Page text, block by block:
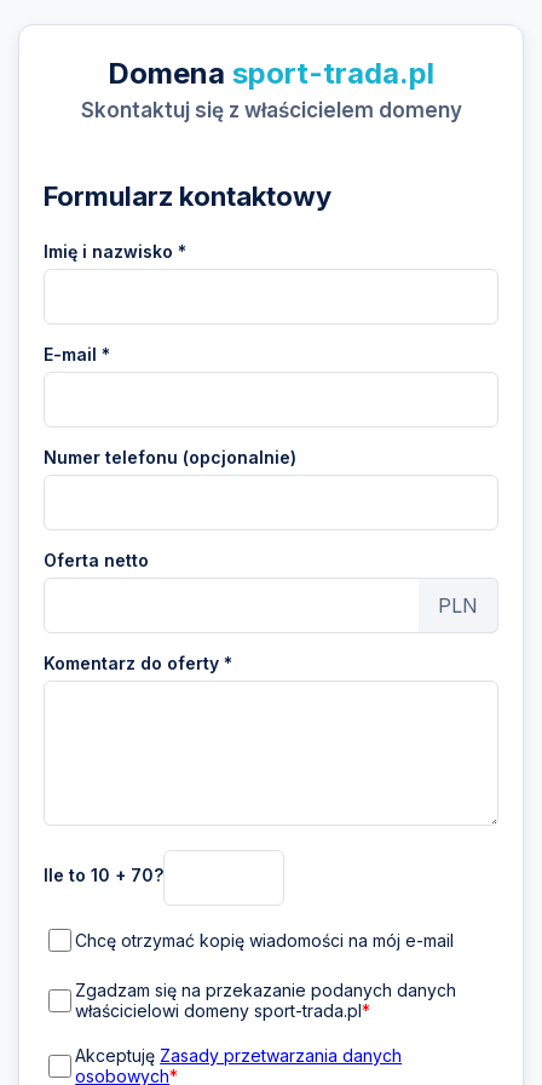
Domena sport-trada.pl
Skontaktuj się z właścicielem domeny
Formularz kontaktowy
Imię i nazwisko *
E-mail *
Numer telefonu (opcjonalnie)
Oferta netto
PLN
Komentarz do oferty *
Ile to 10 + 70?
Chcę otrzymać kopię wiadomości na mój e-mail
Zgadzam się na przekazanie podanych danych
właścicielowi domeny sport-trada.pl*
Akceptuję Zasady przetwarzania danych
osobowych*